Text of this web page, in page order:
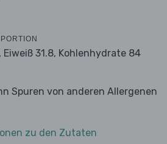
Eiweiß 31.8, Kohlenhydrate 84
Spuren von anderen Allergenen
zu den Zutaten